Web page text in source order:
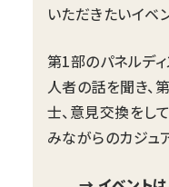
いただきたいイベ
第1部のパネルデ
人者の話を聞き、
士、意見交換をし
みながらのカジュ